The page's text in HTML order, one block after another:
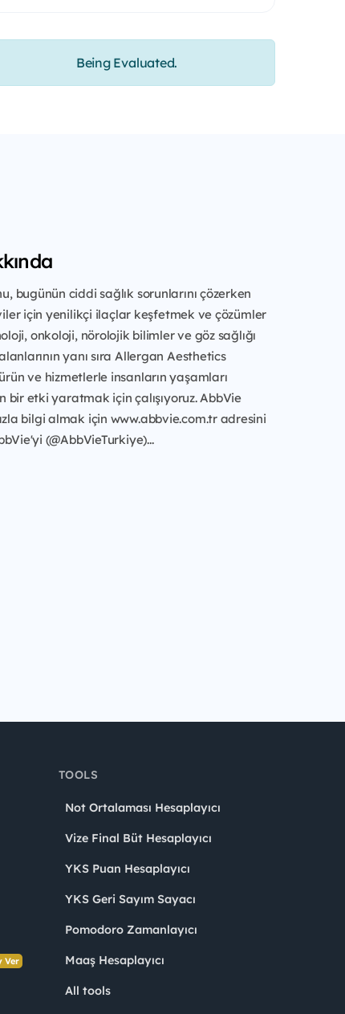
Being Evaluated.
bugünün ciddi sağlık sorunlarını çözerken
için yenilikçi ilaçlar keşfetmek ve çözümler
onkoloji, nörolojik bilimler ve göz sağlığı
yanı sıra Allergan Aesthetics
ve hizmetlerle insanların yaşamları
bir etki yaratmak için çalışıyoruz. AbbVie
bilgi almak için www.abbvie.com.tr adresini
(@AbbVieTurkiye)...
Ver
TOOLS
Not Ortalaması Hesaplayıcı
Vize Final Büt Hesaplayıcı
YKS Puan Hesaplayıcı
YKS Geri Sayım Sayacı
Pomodoro Zamanlayıcı
Maaş Hesaplayıcı
All tools